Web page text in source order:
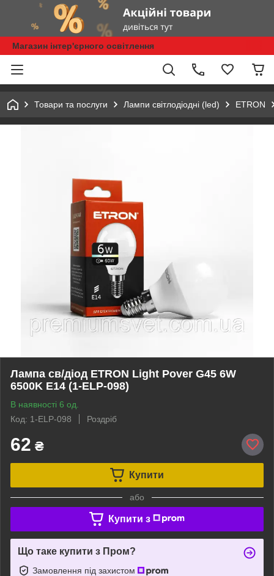
Магазин інтер'єрного освітлення
Товари та послуги Лампи світлодіодні (led) ETRON
Лампа св/діод ETRON Light Pover G45 6W
6500K E14 (1-ELP-098)
В наявності 6 од.
Код: 1-ELP-098
Роздріб
62 ₴
Купити
або
Купити з
Що таке купити з Пром?
Замовлення під захистом